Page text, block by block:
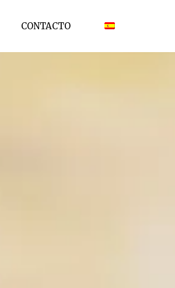
CONTACTO